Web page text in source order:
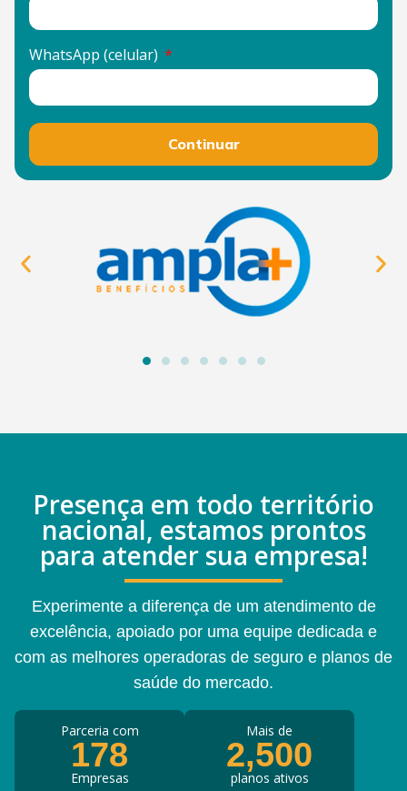
WhatsApp (celular)
Continuar
Presença em todo território
nacional, estamos prontos
para atender sua empresa!
Experimente a diferença de um atendimento de
excelência, apoiado por uma equipe dedicada e
com as melhores operadoras de seguro e planos de
saúde do mercado.
Parceria com
178
Empresas
Mais de
2,500
planos ativos